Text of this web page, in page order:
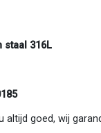
staal 316L
altijd goed, wij